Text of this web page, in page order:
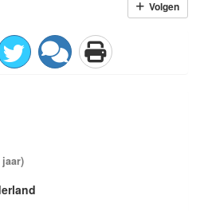
Volgen
jaar)